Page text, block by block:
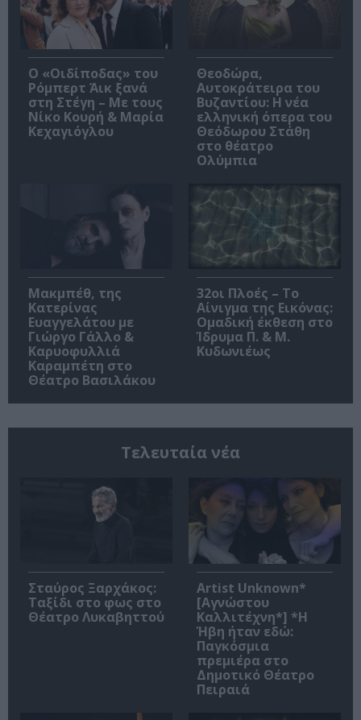
O «Οιδίποδας» του
Ρόμπερτ Άικ ξανά
στη Στέγη – Με τους
Νίκο Κουρή & Μαρία
Κεχαγιόγλου
Θεοδώρα,
Αυτοκράτειρα του
Βυζαντίου: Η νέα
ελληνική όπερα του
Θεόδωρου Στάθη
στο θέατρο
Ολύμπια
Μακμπέθ, της
Κατερίνας
Ευαγγελάτου με
Γιώργο Γάλλο &
Καρυοφυλλιά
Καραμπέτη στο
Θέατρο Βασιλάκου
32οι Πλοές – Το
Αίνιγμα της Εικόνας:
Ομαδική έκθεση στο
Ίδρυμα Π. & Μ.
Κυδωνιέως
Τελευταία νέα
Σταύρος Ξαρχάκος:
Ταξίδι στο φως στο
Θέατρο Λυκαβηττού
Artist Unknown*
[Αγνώστου
Καλλιτέχνη*] *Η
Ήβη ήταν εδώ:
Παγκόσμια
πρεμιέρα στο
Δημοτικό Θέατρο
Πειραιά